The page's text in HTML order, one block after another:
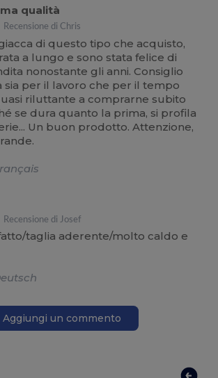
qualità
Recensione di Chris
di questo tipo che acquisto,
a lungo e sono stata felice di
nonostante gli anni. Consiglio
sia per il lavoro che per il tempo
riluttante a comprarne subito
se dura quanto la prima, si profila
Un buon prodotto. Attenzione,
Recensione di Josef
taglia aderente/molto caldo e
Aggiungi un commento